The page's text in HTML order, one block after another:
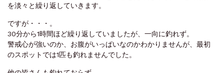
を淡々と繰り返していきます。
ですが・・・。
30分から1時間ほど繰り返していましたが、一向に釣れず。
警戒心が強いのか、お腹がいっぱいなのかわかりませんが、最初
のスポットでは1匹も釣れませんでした。